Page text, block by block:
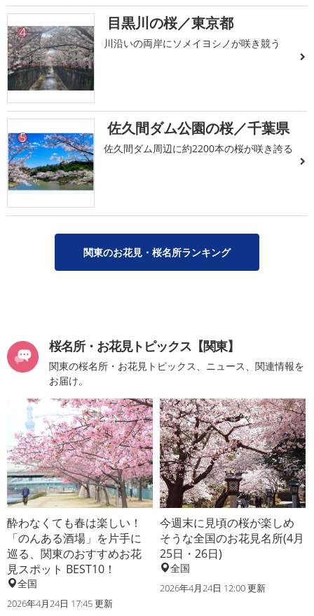
4 目黒川の桜／東京都
川沿いの両岸にソメイヨシノが咲き競う
5 佐久間ダム公園の桜／千葉県
佐久間ダム周辺に約2200本の桜が咲き誇る
関東のお花見・桜名所ランキング
桜名所・お花見トピックス【関東】
関東の桜名所・お花見トピックス、ニュース、関連情報を
お届け。
酔わなくても春は楽しい！
「のんある酒場」を片手に
巡る、関東のおすすめお花
見スポット BEST10！
全国
2026年4月24日 17:45 更新
今週末に見頃の桜が楽しめ
そうな全国のお花見名所(4月
25日・26日)
全国
2026年4月24日 12:00 更新